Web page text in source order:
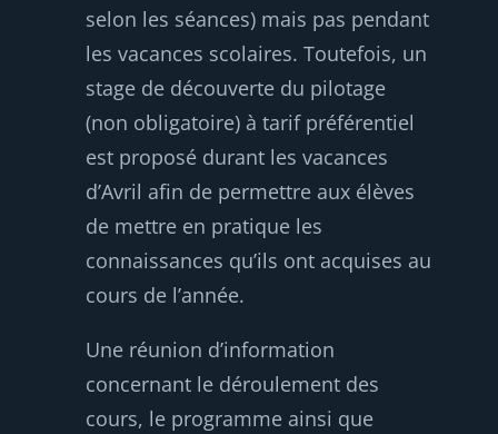
selon les séances) mais pas pendant
les vacances scolaires. Toutefois, un
stage de découverte du pilotage
(non obligatoire) à tarif préférentiel
est proposé durant les vacances
d’Avril afin de permettre aux élèves
de mettre en pratique les
connaissances qu’ils ont acquises au
cours de l’année.
Une réunion d’information
concernant le déroulement des
cours, le programme ainsi que